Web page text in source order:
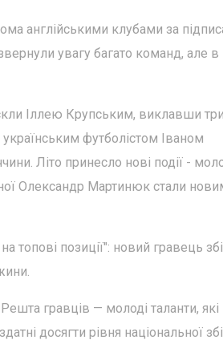
англійськими клубами за
увагу багато команд, але в
Іллею Крупським, виклавши три
футболістом Іваном
Літо принесло нові події -
Олександр Мартинюк стали
топові позиції": новий гравець
гравців — молоді таланти,
досягти рівня національної